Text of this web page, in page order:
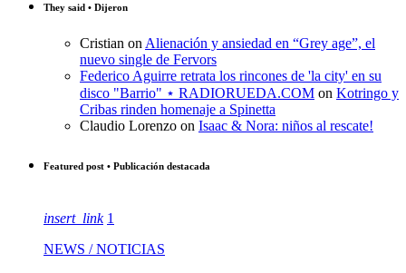
They said • Dijeron
Cristian on Alienación y ansiedad en “Grey age”, el
nuevo single de Fervors
Federico Aguirre retrata los rincones de 'la city' en su
disco "Barrio" ⋆ RADIORUEDA.COM on Kotringo y
Cribas rinden homenaje a Spinetta
Claudio Lorenzo on Isaac & Nora: niños al rescate!
Featured post • Publicación destacada
insert_link 1
NEWS / NOTICIAS